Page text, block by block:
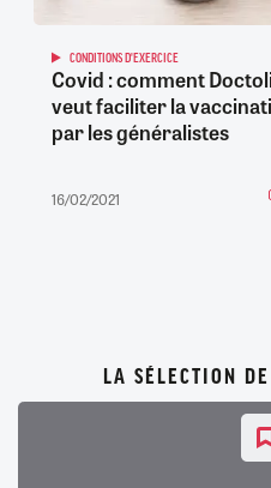
CONDITIONS D'EXERCICE
Covid : comment
veut faciliter la
par les généralistes
16/02/2021
LA SÉLECTION